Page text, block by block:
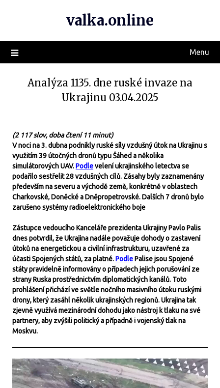
valka.online
Menu
Analýza 1135. dne ruské invaze na
Ukrajinu 03.04.2025
(2 117 slov, doba čtení 11 minut)
V noci na 3. dubna podnikly ruské síly vzdušný útok na Ukrajinu s
využitím 39 útočných dronů typu Šáhed a několika
simulátorových UAV.Podlevelení ukrajinského letectva se
podařilo sestřelit 28 vzdušných cílů. Zásahy byly zaznamenány
především na severu a východě země, konkrétně v oblastech
Charkovské, Doněcké a Dněpropetrovské. Dalších 7 dronů bylo
zarušeno systémy radioelektronického boje
Zástupce vedoucího Kanceláře prezidenta Ukrajiny Pavlo Palis
dnes potvrdil, že Ukrajina nadále považuje dohody o zastavení
útoků na energetickou a civilní infrastrukturu, uzavřené za
účasti Spojených států, za platné.PodlePalise jsou Spojené
státy pravidelně informovány o případech jejich porušování ze
strany Ruska prostřednictvím diplomatických kanálů. Toto
prohlášení přichází ve světle nočního masivního útoku ruskými
drony, který zasáhl několik ukrajinských regionů. Ukrajina tak
zjevně využívá mezinárodní dohodu jako nástroj k tlaku na své
partnery, aby zvýšili politický a případně i vojenský tlak na
Moskvu.